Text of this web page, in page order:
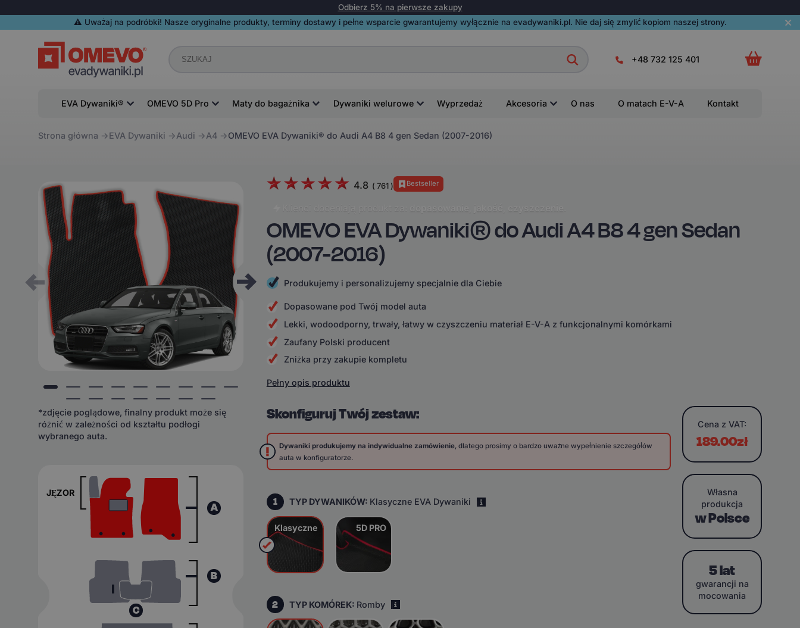
Odbierz 5% na pierwsze zakupy
⚠️️ Uważaj na podróbki! Nasze oryginalne produkty, terminy dostawy i pełne wsparcie gwarantujemy wyłącznie na evadywaniki.pl. Nie daj się zmylić kopiom naszej strony.
+48 732 125 401
EVA Dywaniki® OMEVO 5D Pro Maty do bagażnika Dywaniki welurowe Wyprzedaż Akcesoria O nas O matach E-V-A Kontakt
Strona główna EVA Dywaniki Audi A4 OMEVO EVA Dywaniki® do Audi A4 B8 4 gen Sedan (2007-2016)
*zdjęcie poglądowe, finalny produkt może się
różnić w zależności od kształtu podłogi
wybranego auta.
JĘZOR
A
C
B
4.8 ( 761) Bestseller
Klienci doceniają produkt za: dopasowanie jakość czyszczenie
OMEVO EVA Dywaniki® do Audi A4 B8 4 gen Sedan
(2007-2016)
Produkujemy i personalizujemy specjalnie dla Ciebie
Dopasowane pod Twój model auta
Lekki, wodoodporny, trwały, łatwy w czyszczeniu materiał E-V-A z funkcjonalnymi komórkami
Zaufany Polski producent
Zniżka przy zakupie kompletu
Pełny opis produktu
Skonfiguruj Twój zestaw:
Dywaniki produkujemy na indywidualne zamówienie, dlatego prosimy o bardzo uważne wypełnienie szczegółów
auta w konfiguratorze.
1 TYP DYWANIKÓW: Klasyczne EVA Dywaniki
Klasyczne 5D PRO
2 TYP KOMÓREK: Romby
Cena z VAT:
189.00zł
Własna
produkcja
w Polsce
5 lat
gwarancji na
mocowania